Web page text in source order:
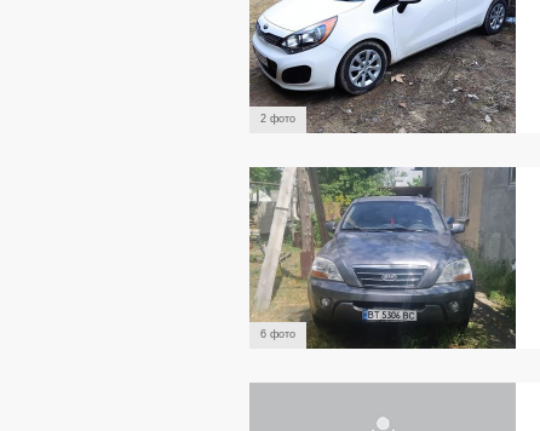
2 фото
6 фото